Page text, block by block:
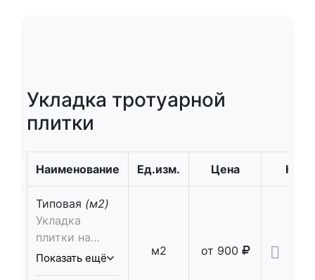
Укладка тротуарной
плитки
Наименование Ед.изм. Цена Кол-
Типовая (м2)
Укладка
плитки на
сухую смесь 5
Показать ещё
м2 от 900